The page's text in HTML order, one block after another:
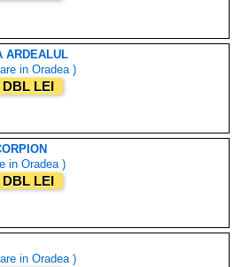
ARDEALUL
in Oradea )
DBL LEI
in Oradea )
DBL LEI
in Oradea )